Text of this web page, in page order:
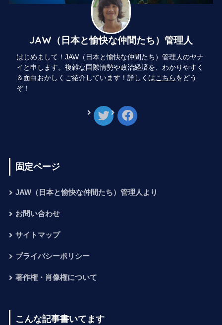
JAW（日本と愉快な仲間たち）管理人
はじめまして！JAW（日本と愉快な仲間たち）管理人のヤナ
イと申します。複雑な国際情勢や政治経済を、わかりやすく
＆面白おかしくご紹介しています！詳しくはこちらをどう
ぞ！
固定ページ
JAW（日本と愉快な仲間たち）管理人より
お問い合わせ
サイトマップ
プライバシーポリシー
著作権・肖像権について
こんな記事書いてます